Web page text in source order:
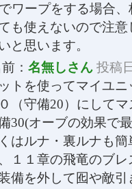
ワープをする場合
も使えないので注
と思います。
： 名無しさん 投稿
トを使ってマイユ
（守備20）にして
30(オーブの効果で
はルナ・裏ルナも
１１章の飛竜のブ
備を外して囮や敵引